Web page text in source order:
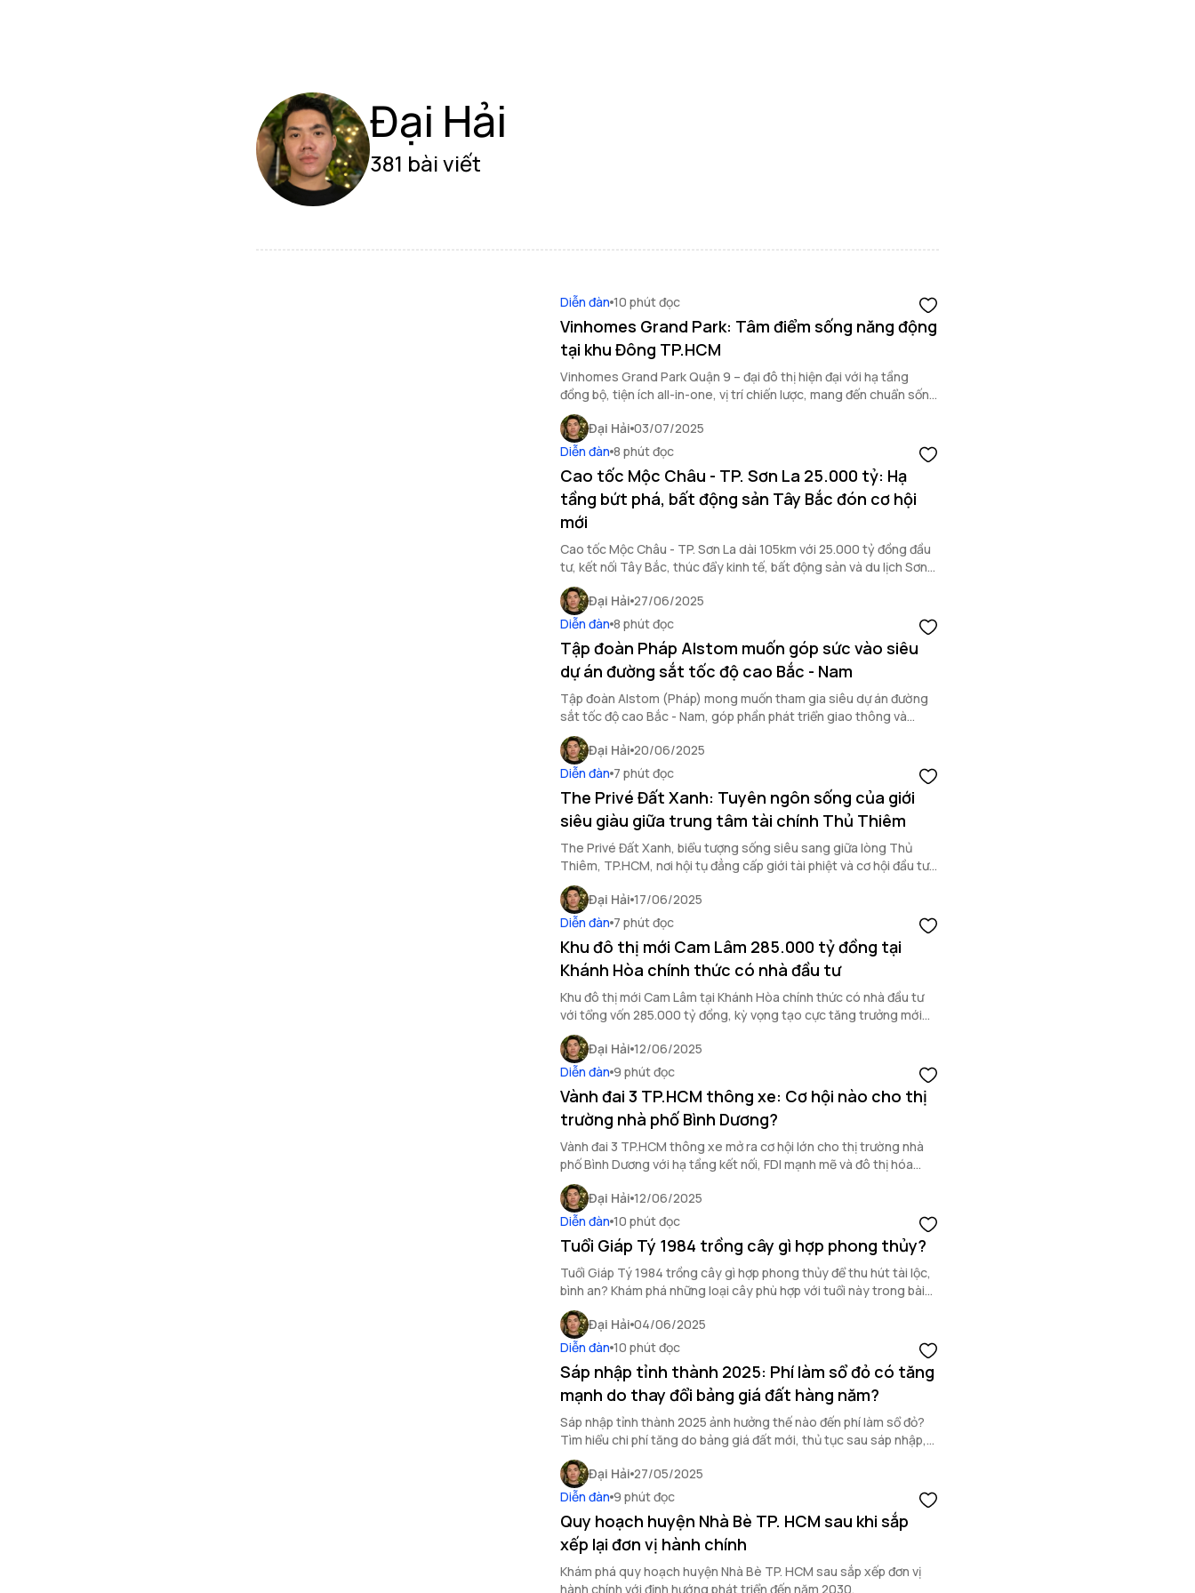
Đại Hải
381 bài viết
Diễn đàn 10 phút đọc
Vinhomes Grand Park: Tâm điểm sống năng động
tại khu Đông TP.HCM
Vinhomes Grand Park Quận 9 – đại đô thị hiện đại với hạ tầng
đồng bộ, tiện ích all-in-one, vị trí chiến lược, mang đến chuẩn sống
năng động, kết nối toàn cầu.
Đại Hải 03/07/2025
Diễn đàn 8 phút đọc
Cao tốc Mộc Châu - TP. Sơn La 25.000 tỷ: Hạ
tầng bứt phá, bất động sản Tây Bắc đón cơ hội
mới
Cao tốc Mộc Châu - TP. Sơn La dài 105km với 25.000 tỷ đồng đầu
tư, kết nối Tây Bắc, thúc đẩy kinh tế, bất động sản và du lịch Sơn
La bứt phá.
Đại Hải 27/06/2025
Diễn đàn 8 phút đọc
Tập đoàn Pháp Alstom muốn góp sức vào siêu
dự án đường sắt tốc độ cao Bắc - Nam
Tập đoàn Alstom (Pháp) mong muốn tham gia siêu dự án đường
sắt tốc độ cao Bắc - Nam, góp phần phát triển giao thông và
chuyển giao công nghệ cho Việt Nam.
Đại Hải 20/06/2025
Diễn đàn 7 phút đọc
The Privé Đất Xanh: Tuyên ngôn sống của giới
siêu giàu giữa trung tâm tài chính Thủ Thiêm
The Privé Đất Xanh, biểu tượng sống siêu sang giữa lòng Thủ
Thiêm, TP.HCM, nơi hội tụ đẳng cấp giới tài phiệt và cơ hội đầu tư
sinh lời bền vững hiếm có.
Đại Hải 17/06/2025
Diễn đàn 7 phút đọc
Khu đô thị mới Cam Lâm 285.000 tỷ đồng tại
Khánh Hòa chính thức có nhà đầu tư
Khu đô thị mới Cam Lâm tại Khánh Hòa chính thức có nhà đầu tư
với tổng vốn 285.000 tỷ đồng, kỳ vọng tạo cực tăng trưởng mới
khu vực Nam Trung Bộ.
Đại Hải 12/06/2025
Diễn đàn 9 phút đọc
Vành đai 3 TP.HCM thông xe: Cơ hội nào cho thị
trường nhà phố Bình Dương?
Vành đai 3 TP.HCM thông xe mở ra cơ hội lớn cho thị trường nhà
phố Bình Dương với hạ tầng kết nối, FDI mạnh mẽ và đô thị hóa
nhanh. Khám phá tiềm năng đầu tư ngay!
Đại Hải 12/06/2025
Diễn đàn 10 phút đọc
Tuổi Giáp Tý 1984 trồng cây gì hợp phong thủy?
Tuổi Giáp Tý 1984 trồng cây gì hợp phong thủy để thu hút tài lộc,
bình an? Khám phá những loại cây phù hợp với tuổi này trong bài
viết sau đây.
Đại Hải 04/06/2025
Diễn đàn 10 phút đọc
Sáp nhập tỉnh thành 2025: Phí làm sổ đỏ có tăng
mạnh do thay đổi bảng giá đất hàng năm?
Sáp nhập tỉnh thành 2025 ảnh hưởng thế nào đến phí làm sổ đỏ?
Tìm hiểu chi phí tăng do bảng giá đất mới, thủ tục sau sáp nhập,
cách tránh phí cao từ 1/1/2026.
Đại Hải 27/05/2025
Diễn đàn 9 phút đọc
Quy hoạch huyện Nhà Bè TP. HCM sau khi sắp
xếp lại đơn vị hành chính
Khám phá quy hoạch huyện Nhà Bè TP. HCM sau sắp xếp đơn vị
hành chính với định hướng phát triển đến năm 2030.